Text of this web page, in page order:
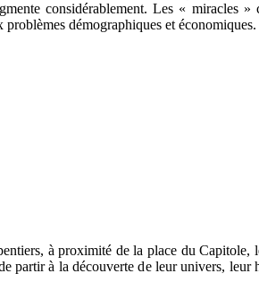
considérablement. Les « miracles
démographiques et économiques.
à proximité de la place du
partir à la découverte de leur univers,